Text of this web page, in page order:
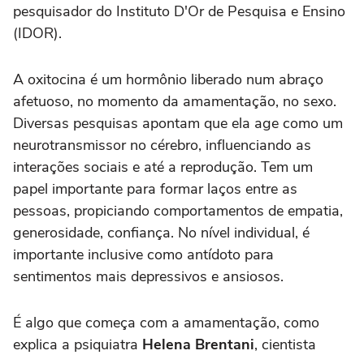
pesquisador do Instituto D'Or de Pesquisa e Ensino
(IDOR).
A oxitocina é um hormônio liberado num abraço
afetuoso, no momento da amamentação, no sexo.
Diversas pesquisas apontam que ela age como um
neurotransmissor no cérebro, influenciando as
interações sociais e até a reprodução. Tem um
papel importante para formar laços entre as
pessoas, propiciando comportamentos de empatia,
generosidade, confiança. No nível individual, é
importante inclusive como antídoto para
sentimentos mais depressivos e ansiosos.
É algo que começa com a amamentação, como
explica a psiquiatra Helena Brentani, cientista